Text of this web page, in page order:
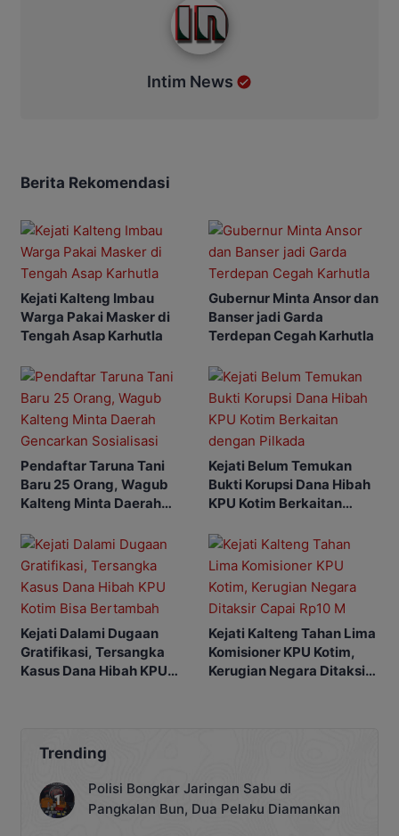
Intim News
Berita Rekomendasi
Kejati Kalteng Imbau
Warga Pakai Masker di
Tengah Asap Karhutla
Gubernur Minta Ansor dan
Banser jadi Garda
Terdepan Cegah Karhutla
Pendaftar Taruna Tani
Baru 25 Orang, Wagub
Kalteng Minta Daerah
Kejati Belum Temukan
Bukti Korupsi Dana Hibah
KPU Kotim Berkaitan
Kejati Dalami Dugaan
Gratifikasi, Tersangka
Kasus Dana Hibah KPU
Kejati Kalteng Tahan Lima
Komisioner KPU Kotim,
Kerugian Negara Ditaksir
Trending
Polisi Bongkar Jaringan Sabu di
Pangkalan Bun, Dua Pelaku Diamankan